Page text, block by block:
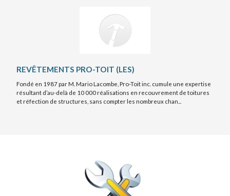
REVÊTEMENTS PRO-TOIT (LES)
Fondé en 1987 par M. Mario Lacombe, Pro-Toit inc. cumule une expertise
résultant d’au-delà de 10 000 réalisations en recouvrement de toitures
et réfection de structures, sans compter les nombreux chan...